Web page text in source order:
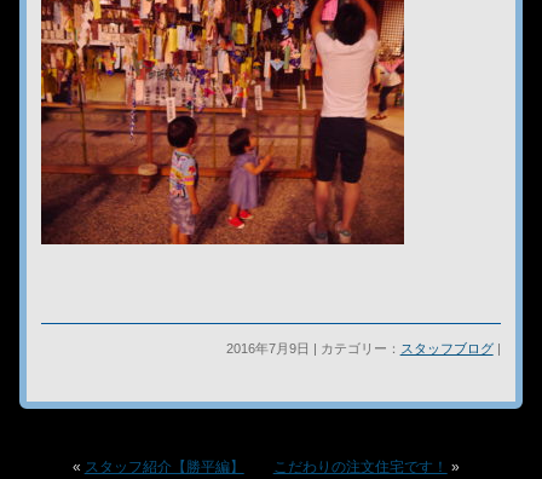
2016年7月9日 | カテゴリー： スタッフブログ|
« スタッフ紹介【勝平編】 こだわりの注文住宅です！ »